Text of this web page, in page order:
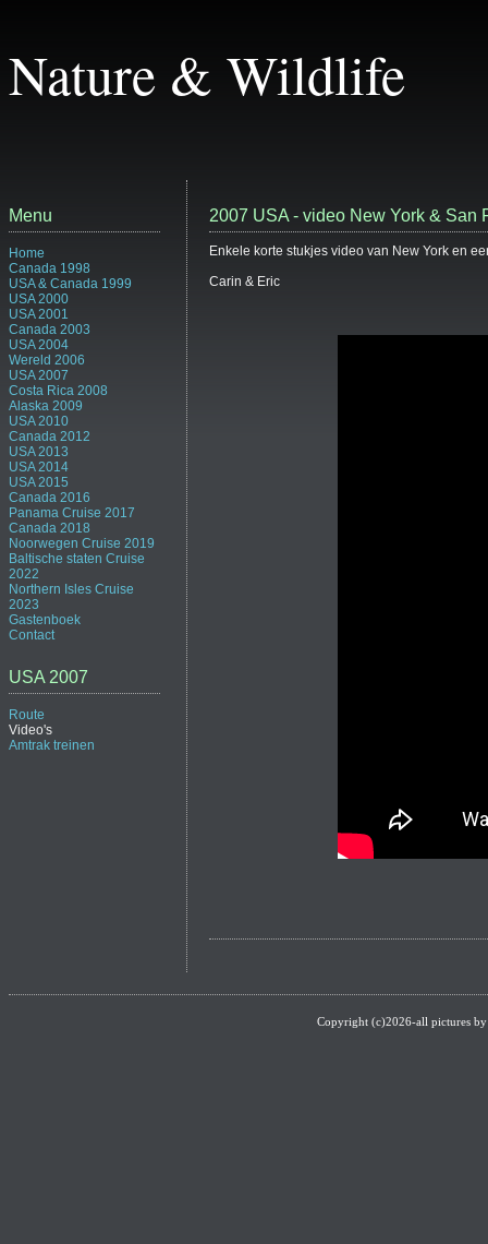
Nature & Wildlife
2007 USA - video New York & San
Enkele korte stukjes video van New York en
Carin & Eric
Menu
Home
Canada 1998
USA & Canada 1999
USA 2000
USA 2001
Canada 2003
USA 2004
Wereld 2006
USA 2007
Costa Rica 2008
Alaska 2009
USA 2010
Canada 2012
USA 2013
USA 2014
USA 2015
Canada 2016
Panama Cruise 2017
Canada 2018
Noorwegen Cruise 2019
Baltische staten Cruise
2022
Northern Isles Cruise
2023
Gastenboek
Contact
USA 2007
Route
Video's
Amtrak treinen